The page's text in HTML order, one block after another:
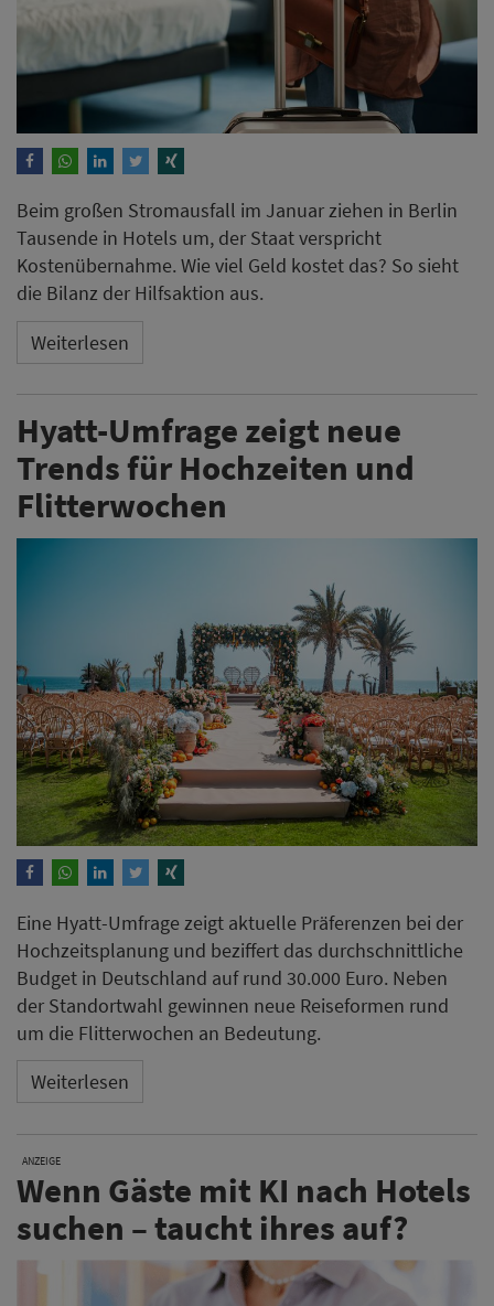
Beim großen Stromausfall im Januar ziehen in Berlin
Tausende in Hotels um, der Staat verspricht
Kostenübernahme. Wie viel Geld kostet das? So sieht
die Bilanz der Hilfsaktion aus.
Weiterlesen
Hyatt-Umfrage zeigt neue
Trends für Hochzeiten und
Flitterwochen
Eine Hyatt-Umfrage zeigt aktuelle Präferenzen bei der
Hochzeitsplanung und beziffert das durchschnittliche
Budget in Deutschland auf rund 30.000 Euro. Neben
der Standortwahl gewinnen neue Reiseformen rund
um die Flitterwochen an Bedeutung.
Weiterlesen
ANZEIGE
Wenn Gäste mit KI nach Hotels
suchen – taucht ihres auf?